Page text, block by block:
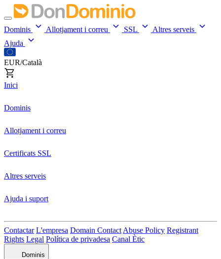
Dominis Allotjament i correu SSL
Altres serveis
Ajuda
EUR/Català
Inici
Dominis
Allotjament i correu
Certificats SSL
Altres serveis
Ajuda i suport
Contactar L'empresa Domain Contact Abuse Policy Registrant
Rights Legal Política de privadesa Canal Ètic
Dominis